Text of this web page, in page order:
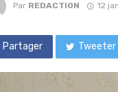
Par REDACTION 12
Partager Tweeter